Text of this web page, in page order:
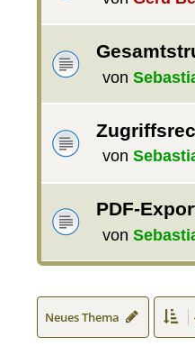
von
von
PDF-
von
Neues Thema